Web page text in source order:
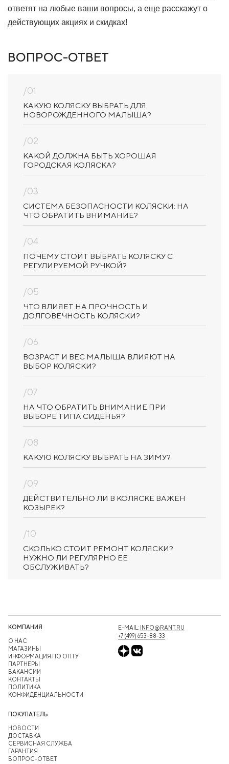
ответят на любые ваши вопросы, а еще расскажут о
действующих акциях и скидках!
ВОПРОС-ОТВЕТ
/01
КАКУЮ КОЛЯСКУ ВЫБРАТЬ ДЛЯ
НОВОРОЖДЕННОГО МАЛЫША?
/02
КАКОЙ ДОЛЖНА БЫТЬ ХОРОШАЯ
ГОРОДСКАЯ КОЛЯСКА?
/03
СИСТЕМА БЕЗОПАСНОСТИ КОЛЯСКИ: НА
ЧТО ОБРАТИТЬ ВНИМАНИЕ?
/04
ПОЧЕМУ СТОИТ ВЫБРАТЬ КОЛЯСКУ С
РЕГУЛИРУЕМОЙ РУЧКОЙ?
/05
ЧТО ВЛИЯЕТ НА ПРОЧНОСТЬ И
ДОЛГОВЕЧНОСТЬ КОЛЯСКИ?
/06
ВОЗРАСТ И ВЕС МАЛЫША ВЛИЯЮТ НА
ВЫБОР КОЛЯСКИ?
/07
НА ЧТО ОБРАТИТЬ ВНИМАНИЕ ПРИ
ВЫБОРЕ ТИПА СИДЕНЬЯ?
/08
КАКУЮ КОЛЯСКУ ВЫБРАТЬ НА ЗИМУ?
/09
ДЕЙСТВИТЕЛЬНО ЛИ В КОЛЯСКЕ ВАЖЕН
КОЗЫРЕК?
/10
СКОЛЬКО СТОИТ РЕМОНТ КОЛЯСКИ?
НУЖНО ЛИ РЕГУЛЯРНО ЕЕ
ОБСЛУЖИВАТЬ?
КОМПАНИЯ
О НАС
МАГАЗИНЫ
ИНФОРМАЦИЯ ПО ОПТУ
ПАРТНЕРЫ
ВАКАНСИИ
КОНТАКТЫ
ПОЛИТИКА
КОНФИДЕНЦИАЛЬНОСТИ
ПОКУПАТЕЛЬ
НОВОСТИ
ДОСТАВКА
СЕРВИСНАЯ СЛУЖБА
ГАРАНТИЯ
ВОПРОС-ОТВЕТ
E-MAIL: INFO@RANT.RU
+7 (499) 653-88-33